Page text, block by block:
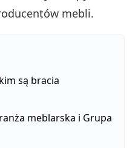
mebli.
są bracia
meblarska i Grupa